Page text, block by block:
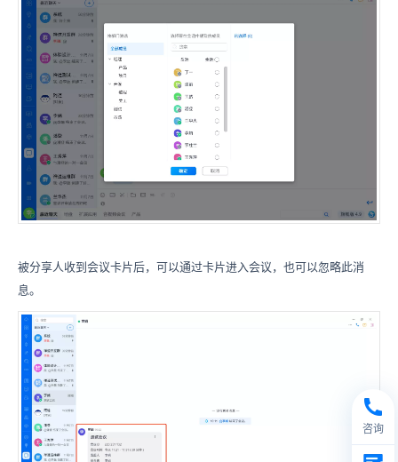
被分享人收到会议卡片后，可以通过卡片进入会议，也可以忽略此消
息。
咨询